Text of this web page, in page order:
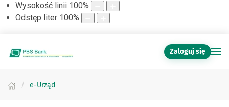
Wysokość linii 100%
Odstęp liter 100%
Zaloguj się
e-Urząd